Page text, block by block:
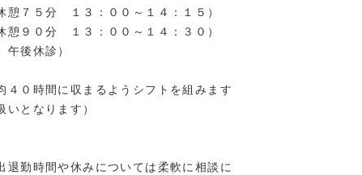
憩７５分 １３：００～１４：１５）
９０分 １３：００～１４：３０）
午後休診）
４０時間に収まるようシフトを組みます
いとなります）
退勤時間や休みについては柔軟に相談に